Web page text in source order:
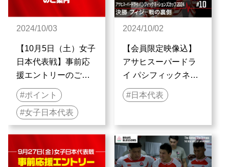
2024/10/03
【10月5日（土）女子
日本代表戦】事前応
援エントリーのご案
内
ポイント
女子日本代表
2024/10/02
【会員限定映像込】
アサヒスーパードラ
イ パシフィックネー
ションズカップ 2024
決勝 フィジー戦の裏
Scenes : THE REAL
VOICE OF JAPAN
RUGBY | ラグビー日
日本代表